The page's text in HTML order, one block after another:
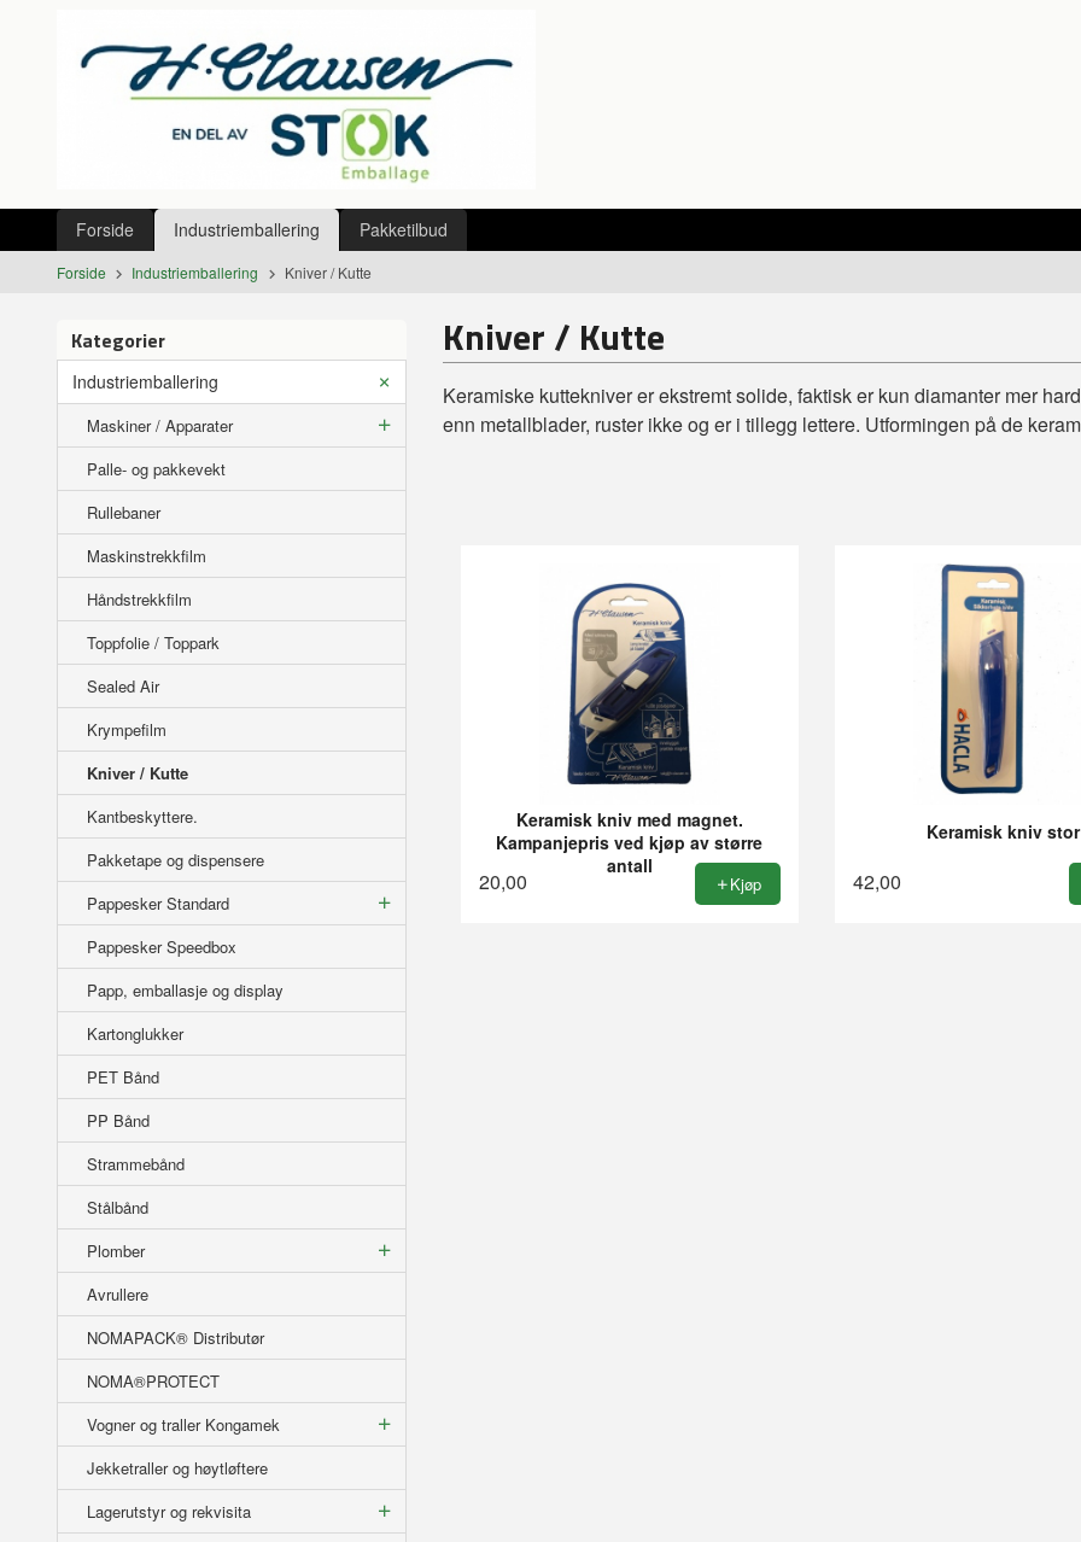
Produkter
Forside Industriemballering Pakketilbud
Forside Industriemballering Kniver / Kutte
Kategorier
Industriemballering
Maskiner / Apparater
Palle- og pakkevekt
Rullebaner
Maskinstrekkfilm
Håndstrekkfilm
Toppfolie / Toppark
Sealed Air
Krympefilm
Kniver / Kutte
Kantbeskyttere.
Pakketape og dispensere
Pappesker Standard
Pappesker Speedbox
Papp, emballasje og display
Kartonglukker
PET Bånd
PP Bånd
Strammebånd
Stålbånd
Plomber
Avrullere
NOMAPACK® Distributør
NOMA®PROTECT
Vogner og traller Kongamek
Jekketraller og høytløftere
Lagerutstyr og rekvisita
Kniver / Kutte
Keramiske kuttekniver er ekstremt solide, faktisk er kun diamanter mer
enn metallblader, ruster ikke og er i tillegg lettere. Utformingen på de
Keramisk kniv med magnet.
Kampanjepris ved kjøp av større
antall
20,00 Kjøp
Keramisk kniv stor
42,00